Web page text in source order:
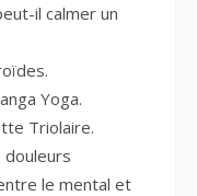
il calmer un
Yoga.
Triolaire.
douleurs
le mental et